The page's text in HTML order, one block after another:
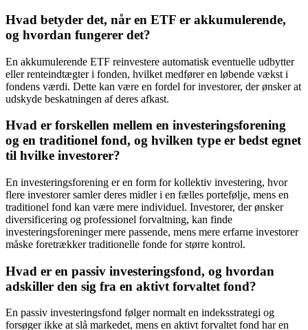
Hvad betyder det, når en ETF er akkumulerende,
og hvordan fungerer det?
En akkumulerende ETF reinvestere automatisk eventuelle udbytter
eller renteindtægter i fonden, hvilket medfører en løbende vækst i
fondens værdi. Dette kan være en fordel for investorer, der ønsker at
udskyde beskatningen af deres afkast.
Hvad er forskellen mellem en investeringsforening
og en traditionel fond, og hvilken type er bedst egnet
til hvilke investorer?
En investeringsforening er en form for kollektiv investering, hvor
flere investorer samler deres midler i en fælles portefølje, mens en
traditionel fond kan være mere individuel. Investorer, der ønsker
diversificering og professionel forvaltning, kan finde
investeringsforeninger mere passende, mens mere erfarne investorer
måske foretrækker traditionelle fonde for større kontrol.
Hvad er en passiv investeringsfond, og hvordan
adskiller den sig fra en aktivt forvaltet fond?
En passiv investeringsfond følger normalt en indeksstrategi og
forsøger ikke at slå markedet, mens en aktivt forvaltet fond har en